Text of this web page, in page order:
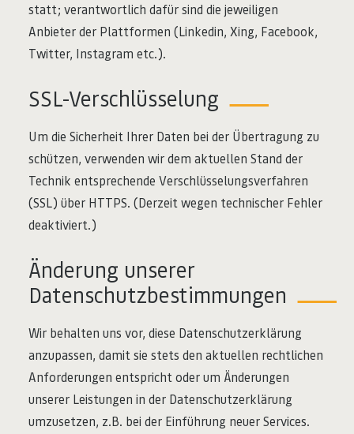
statt; verantwortlich dafür sind die jeweiligen
Anbieter der Plattformen (Linkedin, Xing, Facebook,
Twitter, Instagram etc.).
SSL-Verschlüsselung
Um die Sicherheit Ihrer Daten bei der Übertragung zu
schützen, verwenden wir dem aktuellen Stand der
Technik entsprechende Verschlüsselungsverfahren
(SSL) über HTTPS. (Derzeit wegen technischer Fehler
deaktiviert.)
Änderung unserer
Datenschutzbestimmungen
Wir behalten uns vor, diese Datenschutzerklärung
anzupassen, damit sie stets den aktuellen rechtlichen
Anforderungen entspricht oder um Änderungen
unserer Leistungen in der Datenschutzerklärung
umzusetzen, z.B. bei der Einführung neuer Services.